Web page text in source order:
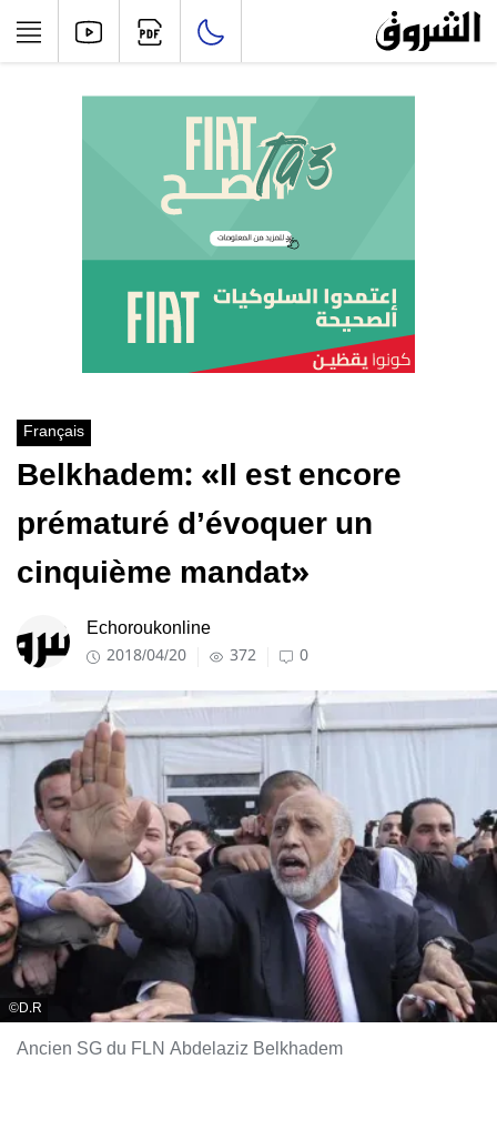
Français
Belkhadem: «Il est encore
prématuré d’évoquer un
cinquième mandat»
Echoroukonline
2018/04/20 372 0
D.R
Ancien SG du FLN Abdelaziz Belkhadem